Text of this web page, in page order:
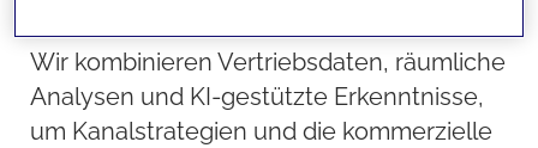
Wir kombinieren Vertriebsdaten, räumliche
Analysen und KI-gestützte Erkenntnisse,
um Kanalstrategien und die kommerzielle